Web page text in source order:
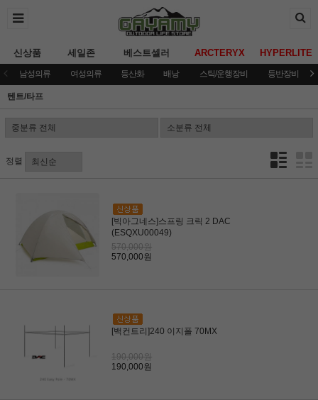
신상품 세일존 베스트셀러 ARCTERYX HYPERLITE
남성의류 여성의류 등산화 배낭 스틱/운행장비 등반장비
텐트/타프
정렬
[빅아그네스]스프링 크릭 2 DAC
(ESQXU00049)
570,000원
570,000원
[백컨트리]240 이지폴 70MX
190,000원
190,000원